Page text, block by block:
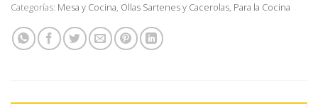
Categorías: Mesa y Cocina, Ollas Sartenes y Cacerolas, Para la Cocina